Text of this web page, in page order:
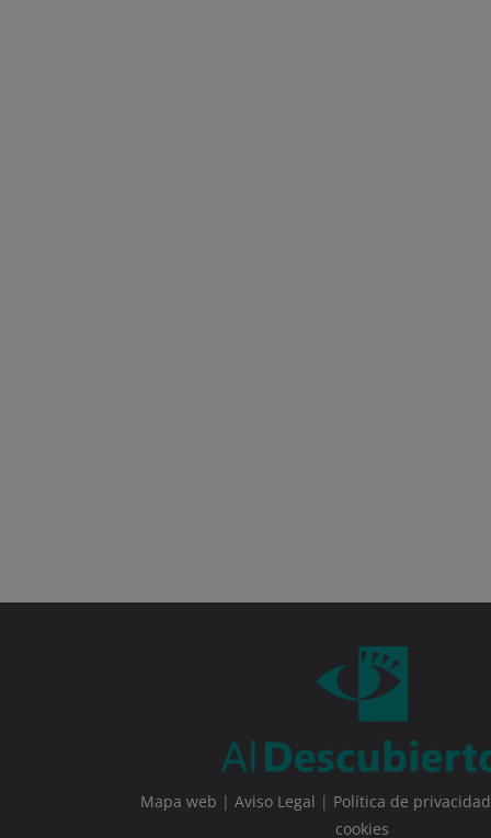
Mapa web | Aviso Legal | Política de privacidad
cookies